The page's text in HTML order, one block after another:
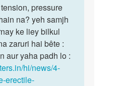
pressure
na? yeh samjh
ke liey bilkul
zaruri hai bête :
aur yaha padh lo :
hi/news/4-
erectile-